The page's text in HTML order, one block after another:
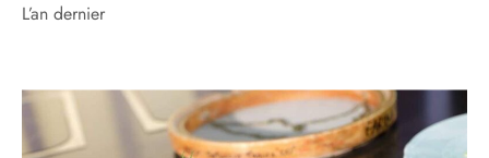
l’an dernier